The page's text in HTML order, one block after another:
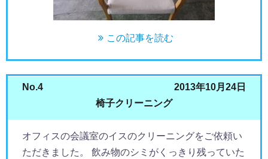
この記事を読む
No.4
2013年10月24日
椅子クリーニング
オフィスの会議室のイスのクリーニングをご依頼い
ただきました。 飲み物のシミがくっきり残っていた